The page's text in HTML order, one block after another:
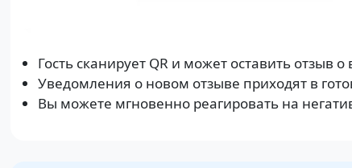
Гость сканирует QR и может оставить отзыв
Уведомления о новом отзыве приходят в
Вы можете мгновенно реагировать на